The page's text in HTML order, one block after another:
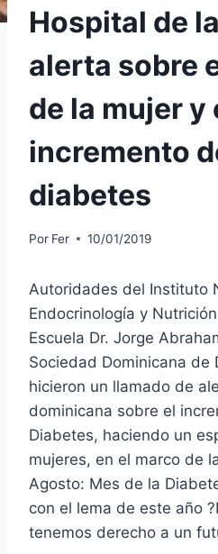
Hospital de
alerta sobre
de la mujer y
incremento
diabetes
Por Fer 10/01/2019
Autoridades del Instituto
Endocrinología y
Escuela Dr. Jorge
Sociedad Dominicana de
hicieron un llamado de
dominicana sobre el
Diabetes, haciendo un
mujeres, en el marco de
Agosto: Mes de la
con el lema de este año
tenemos derecho a un